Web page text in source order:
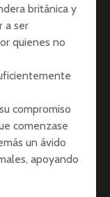
británica y
a ser
quienes no
compromiso
comenzase
un ávido
apoyando